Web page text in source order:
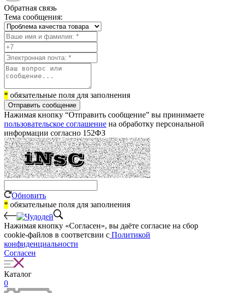
Обратная связь
Тема сообщения:
* обязательные поля для заполнения
Отправить сообщение
Нажимая кнопку “Отправить сообщение” вы принимаете
пользовательское соглашение на обработку персональной
информации согласно 152ФЗ
Обновить
* обязательные поля для заполнения
Нажимая кнопку «Согласен», вы даёте cогласие на сбор
cookie-файлов в соответсвии с Политикой
конфиденциальности
Согласен
Каталог
0